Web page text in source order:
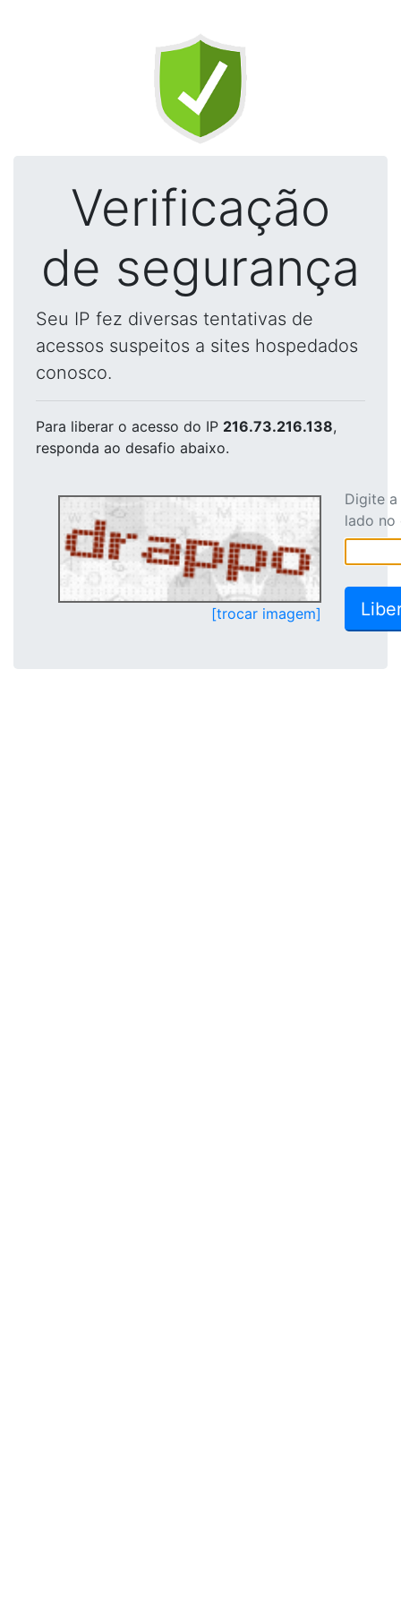
Verificação
de segurança
Seu IP fez diversas tentativas de
acessos suspeitos a sites hospedados
conosco.
Para liberar o acesso do IP 216.73.216.138,
responda ao desafio abaixo.
[trocar imagem]
Digite
lado no